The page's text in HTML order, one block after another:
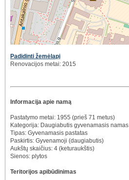
Padidinti žemėlapį
Renovacijos metai: 2015
Informacija apie namą
Pastatymo metai: 1955 (prieš 71 metus)
Kategorija: Daugiabutis gyvenamasis namas
Tipas: Gyvenamasis pastatas
Paskirtis: Gyvenamoji (daugiabutis)
Aukštų skaičius: 4 (keturaukštis)
Sienos: plytos
Teritorijos apibūdinimas